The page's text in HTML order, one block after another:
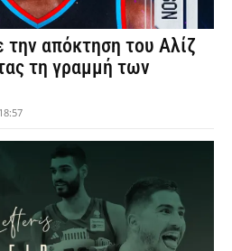
απόκτηση του Αλίζ
τη γραμμή των